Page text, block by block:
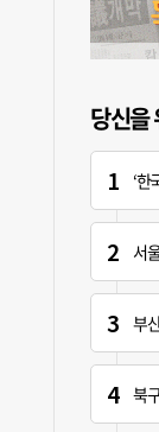
당신을
‘한
서
부
북